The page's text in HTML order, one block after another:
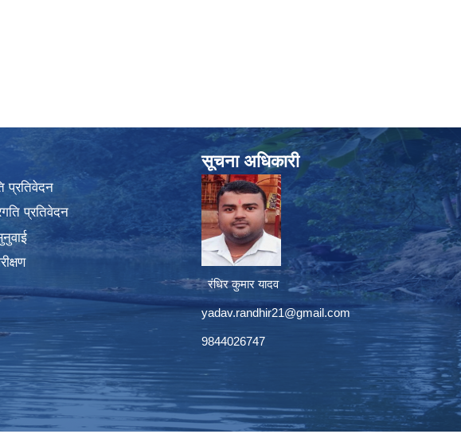
प्रतिवेदन
प्रतिवेदन
सूचना अधिकारी
रंधिर कुमार यादव
yadav.randhir21@gmail.com
9844026747